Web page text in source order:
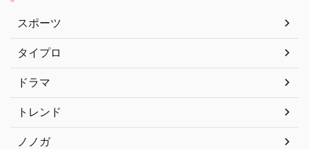
スポーツ
タイプロ
ドラマ
トレンド
ノノガ